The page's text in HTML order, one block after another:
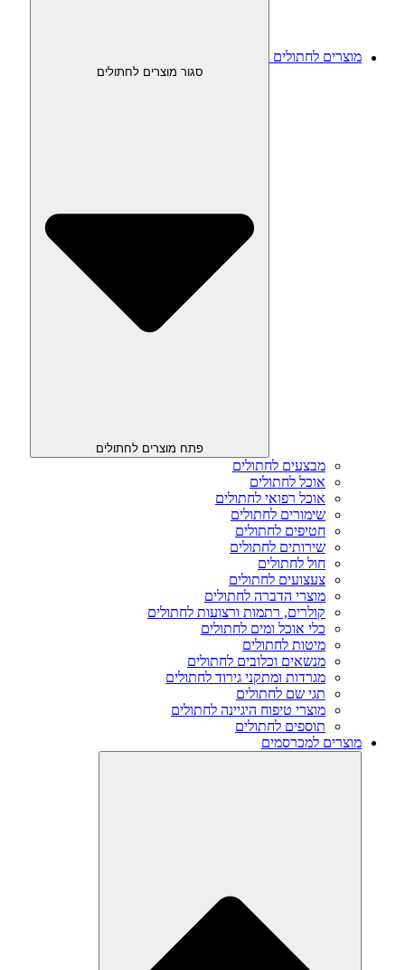
מוצרים לחתולים
סגור מוצרים לחתולים
פתח מוצרים לחתולים
מבצעים לחתולים
אוכל לחתולים
אוכל רפואי לחתולים
שימורים לחתולים
חטיפים לחתולים
שירותים לחתולים
חול לחתולים
צעצועים לחתולים
מוצרי הדברה לחתולים
קולרים, רתמות ורצועות לחתולים
כלי אוכל ומים לחתולים
מיטות לחתולים
מנשאים וכלובים לחתולים
מגרדות ומתקני גירוד לחתולים
תגי שם לחתולים
מוצרי טיפוח היגיינה לחתולים
תוספים לחתולים
מוצרים למכרסמים